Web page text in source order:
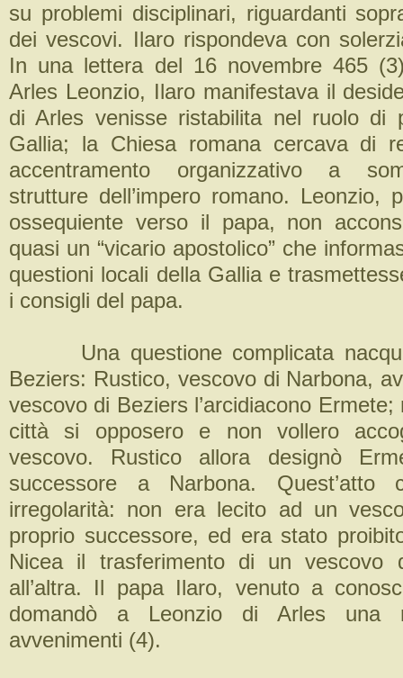
su problemi disciplinari, riguardanti
dei vescovi. Ilaro rispondeva con
In una lettera del 16 novembre 465
Arles Leonzio, Ilaro manifestava il
di Arles venisse ristabilita nel ruolo di
Gallia; la Chiesa romana cercava di
accentramento organizzativo a
strutture dell’impero romano. Leonzio,
ossequiente verso il papa, non
quasi un “vicario apostolico” che
questioni locali della Gallia e
i consigli del papa.
Una questione complicata
Beziers: Rustico, vescovo di Narbona,
vescovo di Beziers l’arcidiacono
città si opposero e non vollero
vescovo. Rustico allora designò
successore a Narbona. Quest’atto
irregolarità: non era lecito ad un
proprio successore, ed era stato
Nicea il trasferimento di un vescovo
all’altra. Il papa Ilaro, venuto a
domandò a Leonzio di Arles una
avvenimenti (4).